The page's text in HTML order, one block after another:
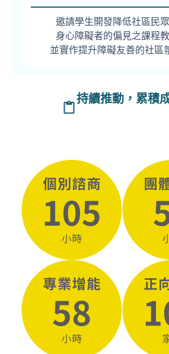
邀請學生開發降低社區民
身心障礙者的偏見之課程教
並實作提升障礙友善的社區
持續推動，累積